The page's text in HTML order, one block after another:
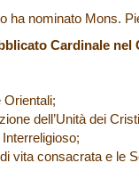
ha nominato Mons.
Cardinale
Orientali;
dell’Unità dei
vita consacrata e le